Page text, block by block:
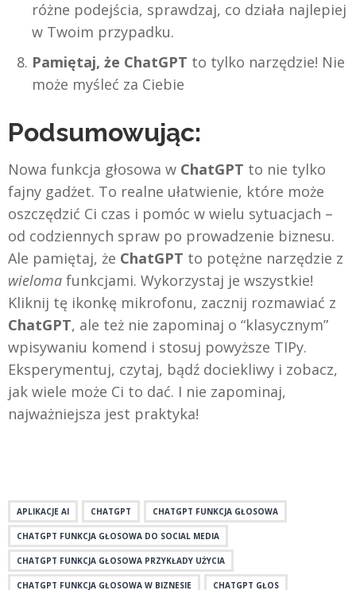
różne podejścia, sprawdzaj, co działa najlepiej
w Twoim przypadku.
Pamiętaj, że ChatGPT to tylko narzędzie! Nie
może myśleć za Ciebie
Podsumowując:
Nowa funkcja głosowa w ChatGPT to nie tylko
fajny gadżet. To realne ułatwienie, które może
oszczędzić Ci czas i pomóc w wielu sytuacjach –
od codziennych spraw po prowadzenie biznesu.
Ale pamiętaj, że ChatGPT to potężne narzędzie z
wieloma funkcjami. Wykorzystaj je wszystkie!
Kliknij tę ikonkę mikrofonu, zacznij rozmawiać z
ChatGPT, ale też nie zapominaj o “klasycznym”
wpisywaniu komend i stosuj powyższe TIPy.
Eksperymentuj, czytaj, bądź dociekliwy i zobacz,
jak wiele może Ci to dać. I nie zapominaj,
najważniejsza jest praktyka!
APLIKACJE AI CHATGPT CHATGPT FUNKCJA GŁOSOWA
CHATGPT FUNKCJA GŁOSOWA DO SOCIAL MEDIA
CHATGPT FUNKCJA GŁOSOWA PRZYKŁADY UŻYCIA
CHATGPT FUNKCJA GŁOSOWA W BIZNESIE CHATGPT GŁOS